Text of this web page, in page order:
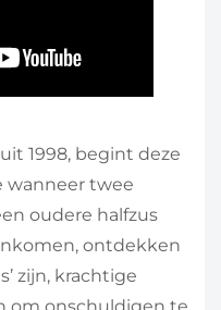
1998, begint deze
wanneer twee
oudere halfzus
ontdekken
zijn, krachtige